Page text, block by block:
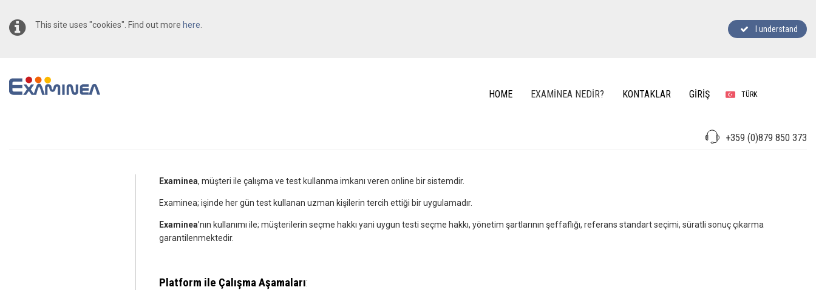
This site uses "cookies". Find out more here I understand
HOME EXAMINEA NEDIR? KONTAKLAR GIRIŞ TÜRK
+359 (0)879 850 373
Examinea, müşteri ile çalışma ve test kullanma imkanı veren online bir sistemdir.
Examinea; işinde her gün test kullanan uzman kişilerin tercih ettiği bir uygulamadır.
Examinea’nın kullanımı ile; müşterilerin seçme hakkı yani uygun testi seçme hakkı, yönetim şartlarının şeffaflığı, referans standart seçimi, süratli sonuç çıkarma
garantilenmektedir.
Platform ile Çalışma Aşamaları: